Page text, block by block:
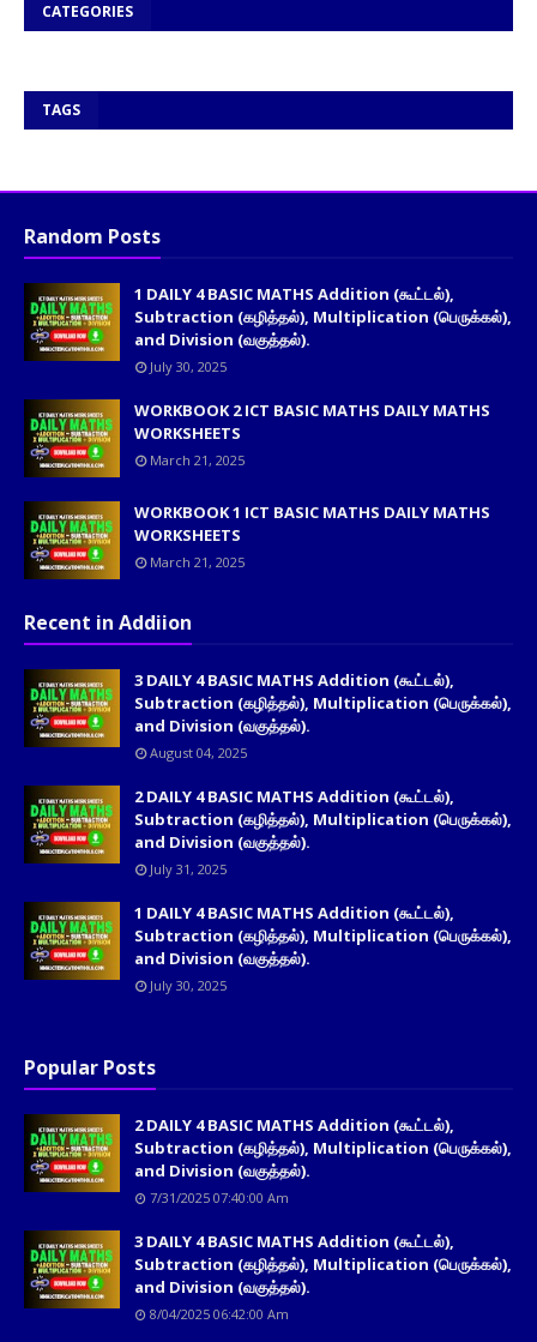
CATEGORIES
TAGS
Random Posts
1 DAILY 4 BASIC MATHS Addition (கூட்டல்),
Subtraction (கழித்தல்), Multiplication (பெருக்கல்),
and Division (வகுத்தல்).
July 30, 2025
WORKBOOK 2 ICT BASIC MATHS DAILY MATHS
WORKSHEETS
March 21, 2025
WORKBOOK 1 ICT BASIC MATHS DAILY MATHS
WORKSHEETS
March 21, 2025
Recent in Addiion
3 DAILY 4 BASIC MATHS Addition (கூட்டல்),
Subtraction (கழித்தல்), Multiplication (பெருக்கல்),
and Division (வகுத்தல்).
August 04, 2025
2 DAILY 4 BASIC MATHS Addition (கூட்டல்),
Subtraction (கழித்தல்), Multiplication (பெருக்கல்),
and Division (வகுத்தல்).
July 31, 2025
1 DAILY 4 BASIC MATHS Addition (கூட்டல்),
Subtraction (கழித்தல்), Multiplication (பெருக்கல்),
and Division (வகுத்தல்).
July 30, 2025
Popular Posts
2 DAILY 4 BASIC MATHS Addition (கூட்டல்),
Subtraction (கழித்தல்), Multiplication (பெருக்கல்),
and Division (வகுத்தல்).
7/31/2025 07:40:00 Am
3 DAILY 4 BASIC MATHS Addition (கூட்டல்),
Subtraction (கழித்தல்), Multiplication (பெருக்கல்),
and Division (வகுத்தல்).
8/04/2025 06:42:00 Am